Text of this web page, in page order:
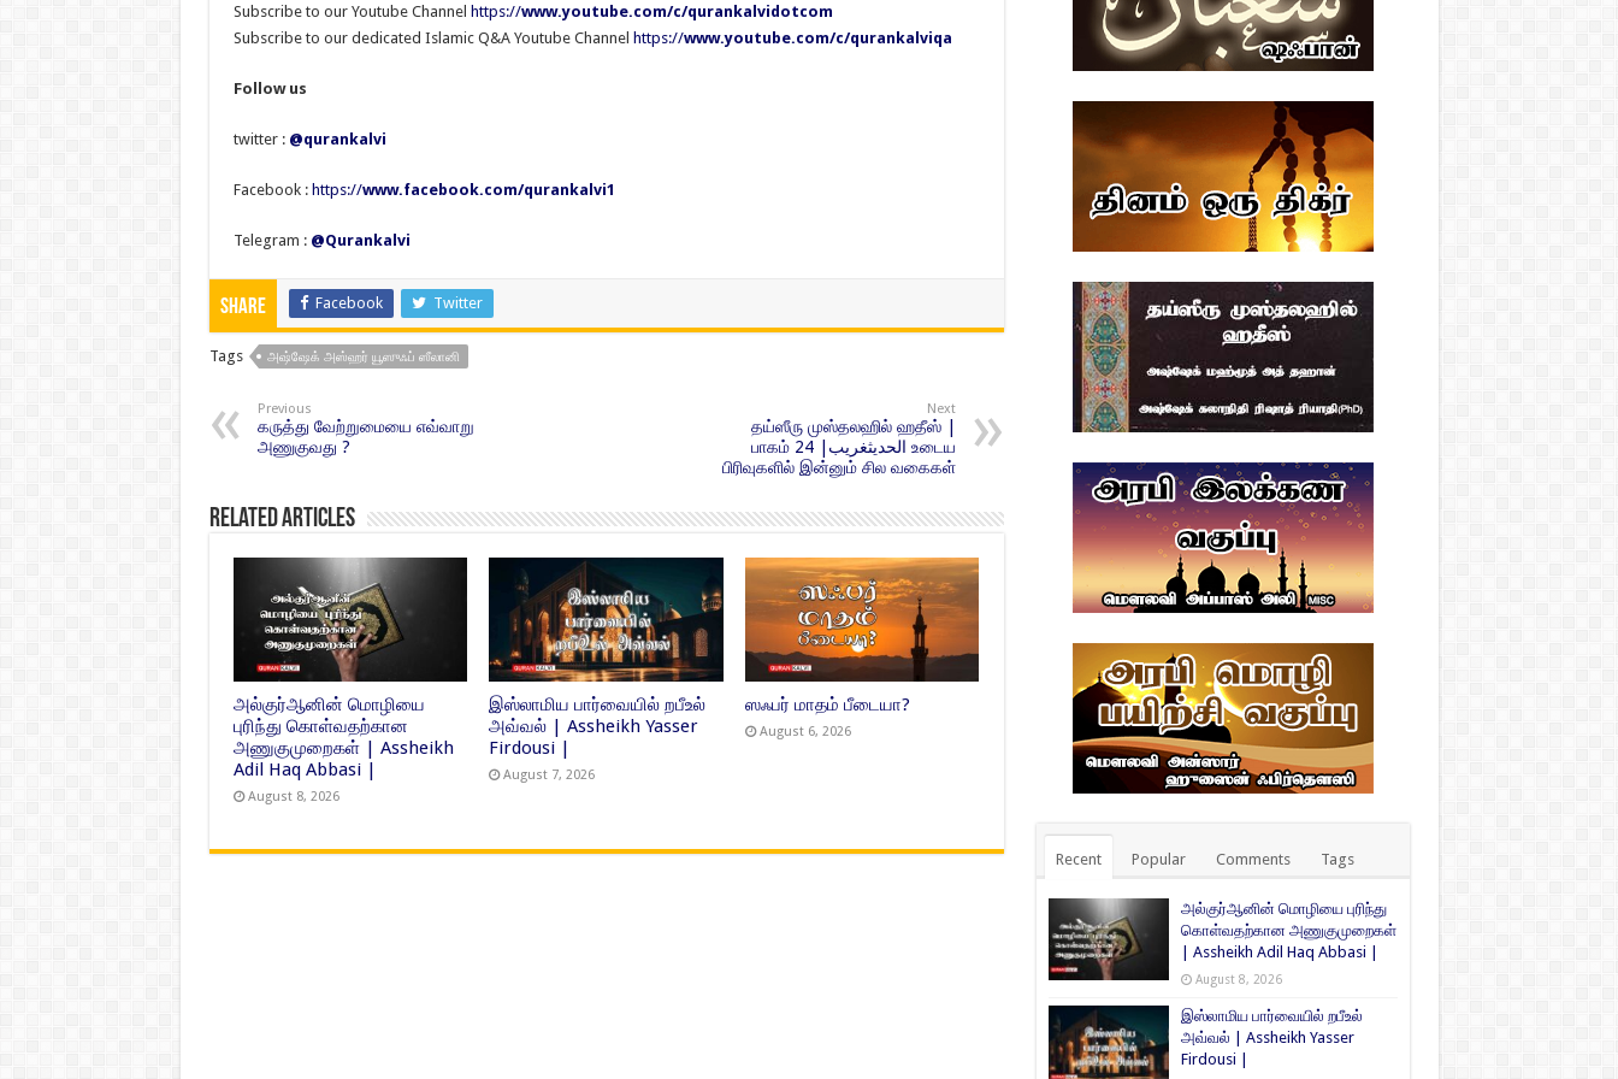
Subscribe to our Youtube Channel https://www.youtube.com/c/qurankalvidotcom
Subscribe to our dedicated Islamic Q&A Youtube Channel https://www.youtube.com/c/qurankalviqa
Follow us
twitter : @qurankalvi
Facebook : https://www.facebook.com/qurankalvi1
Telegram : @Qurankalvi
Share Facebook Twitter
Tags அஷ்ஷேக் அஸ்ஹர் யூஸுஃப் ஸீலானி
Previous
கருத்து வேற்றுமையை எவ்வாறு
அணுகுவது ?
Next
தய்ஸீரு முஸ்தலஹில் ஹதீஸ் |
பாகம் 24 |الحديثغريب உடைய
பிரிவுகளில் இன்னும் சில வகைகள்
Related Articles
அல்குர்ஆனின் மொழியை
புரிந்து கொள்வதற்கான
அணுகுமுறைகள் | Assheikh
Adil Haq Abbasi |
August 8, 2026
இஸ்லாமிய பார்வையில் றபீஉல்
அவ்வல் | Assheikh Yasser
Firdousi |
August 7, 2026
ஸஃபர் மாதம் பீடையா?
August 6, 2026
Recent Popular Comments Tags
அல்குர்ஆனின் மொழியை புரிந்து
கொள்வதற்கான அணுகுமுறைகள்
| Assheikh Adil Haq Abbasi |
August 8, 2026
இஸ்லாமிய பார்வையில் றபீஉல்
அவ்வல் | Assheikh Yasser
Firdousi |